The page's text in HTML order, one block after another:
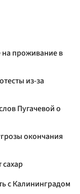
на проживание в
из-за
Пугачевой о
окончания
с Калининградом